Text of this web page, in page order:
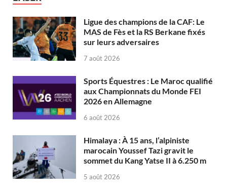
Ligue des champions de la CAF: Le
MAS de Fès et la RS Berkane fixés
sur leurs adversaires
7 août 2026
Sports Équestres : Le Maroc qualifié
aux Championnats du Monde FEI
2026 en Allemagne
6 août 2026
Himalaya : À 15 ans, l’alpiniste
marocain Youssef Tazi gravit le
sommet du Kang Yatse II à 6.250 m
5 août 2026